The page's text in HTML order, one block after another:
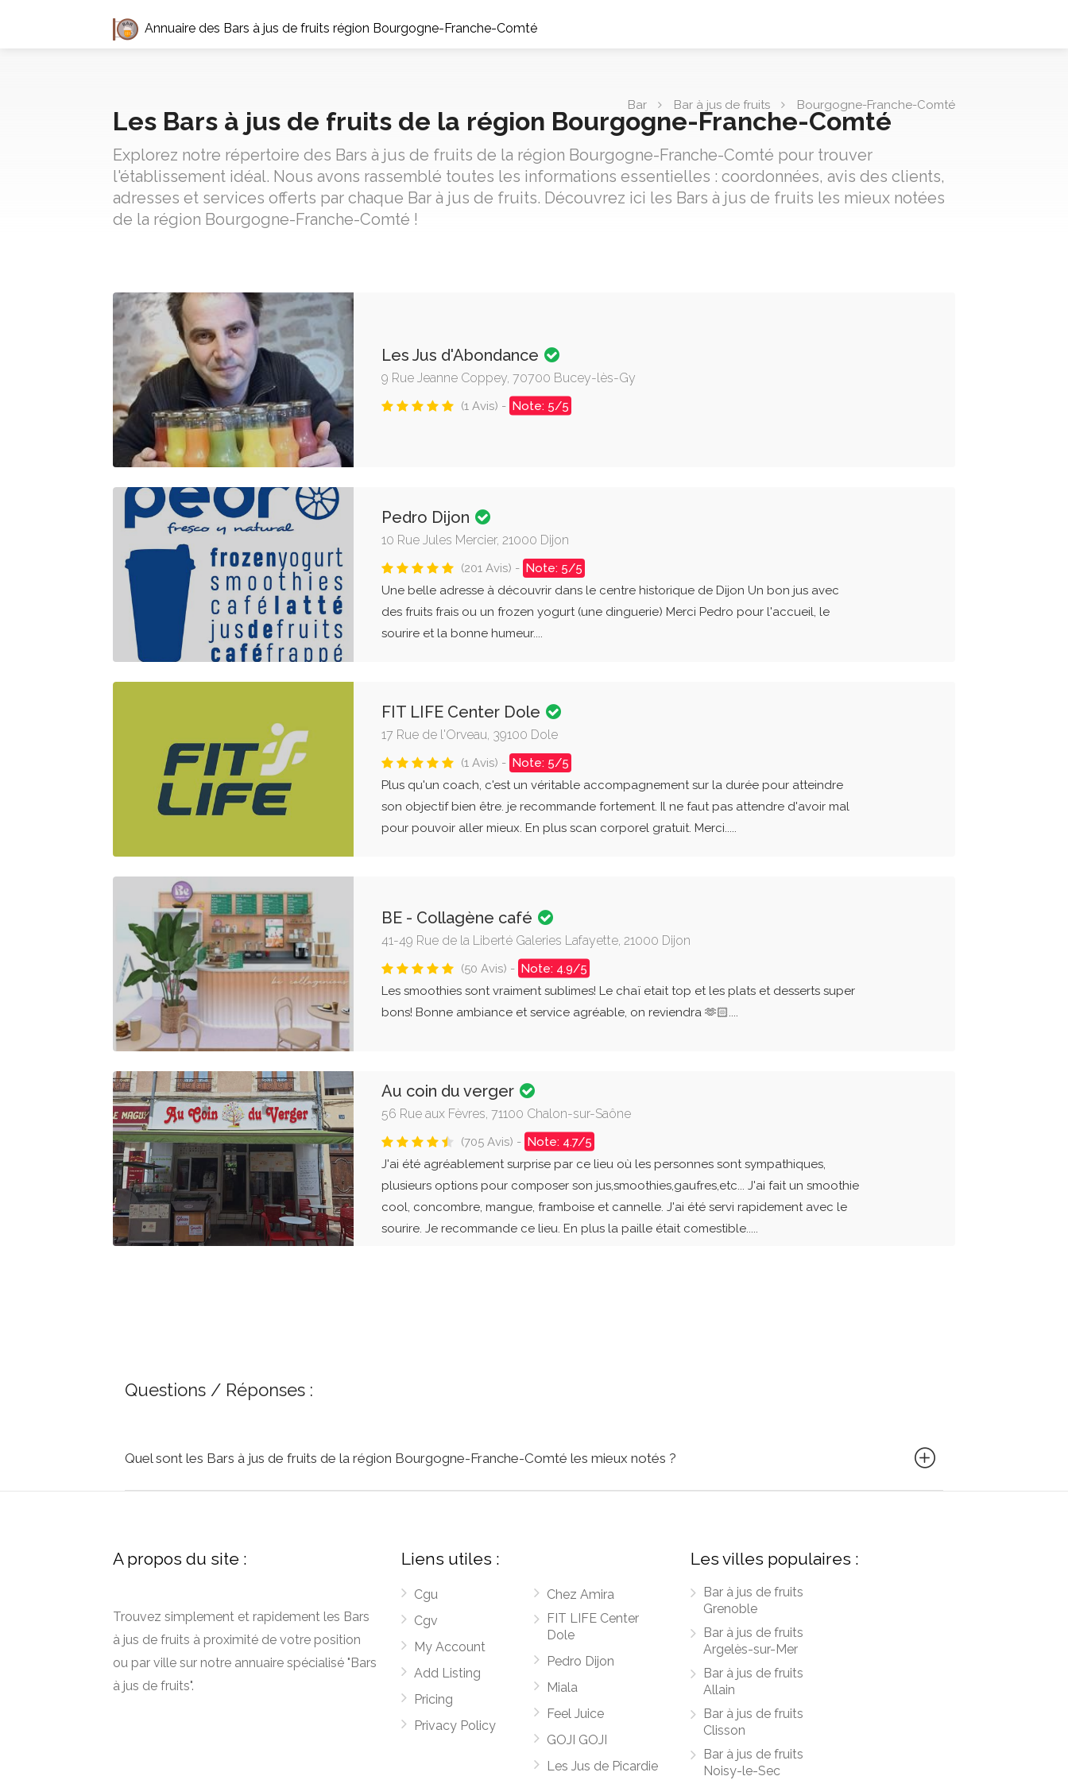
Annuaire des Bars à jus de fruits région Bourgogne-Franche-Comté
Bar Bar à jus de fruits Bourgogne-Franche-Comté
Les Bars à jus de fruits de la région Bourgogne-Franche-Comté
Explorez notre répertoire des Bars à jus de fruits de la région Bourgogne-Franche-Comté pour trouver
l'établissement idéal. Nous avons rassemblé toutes les informations essentielles : coordonnées, avis des clients,
adresses et services offerts par chaque Bar à jus de fruits. Découvrez ici les Bars à jus de fruits les mieux notées
de la région Bourgogne-Franche-Comté !
Les Jus d'Abondance
9 Rue Jeanne Coppey, 70700 Bucey-lès-Gy
(1 Avis) - Note: 5/5
Pedro Dijon
10 Rue Jules Mercier, 21000 Dijon
(201 Avis) - Note: 5/5
Une belle adresse à découvrir dans le centre historique de Dijon Un bon jus avec
des fruits frais ou un frozen yogurt (une dinguerie) Merci Pedro pour l'accueil, le
sourire et la bonne humeur....
FIT LIFE Center Dole
17 Rue de l'Orveau, 39100 Dole
(1 Avis) - Note: 5/5
Plus qu'un coach, c'est un véritable accompagnement sur la durée pour atteindre
son objectif bien être. je recommande fortement. Il ne faut pas attendre d'avoir mal
pour pouvoir aller mieux. En plus scan corporel gratuit. Merci.....
BE - Collagène café
41-49 Rue de la Liberté Galeries Lafayette, 21000 Dijon
(50 Avis) - Note: 4.9/5
Les smoothies sont vraiment sublimes! Le chaï etait top et les plats et desserts super
bons! Bonne ambiance et service agréable, on reviendra 🫶🏻....
Au coin du verger
56 Rue aux Fèvres, 71100 Chalon-sur-Saône
(705 Avis) - Note: 4.7/5
J'ai été agréablement surprise par ce lieu où les personnes sont sympathiques,
plusieurs options pour composer son jus,smoothies,gaufres,etc... J'ai fait un smoothie
cool, concombre, mangue, framboise et cannelle. J'ai été servi rapidement avec le
sourire. Je recommande ce lieu. En plus la paille était comestible.....
Questions / Réponses :
Quel sont les Bars à jus de fruits de la région Bourgogne-Franche-Comté les mieux notés ?
A propos du site :
Trouvez simplement et rapidement les Bars
à jus de fruits à proximité de votre position
ou par ville sur notre annuaire spécialisé "Bars
à jus de fruits".
Liens utiles :
Cgu
Cgv
My Account
Add Listing
Pricing
Privacy Policy
Chez Amira
FIT LIFE Center
Dole
Pedro Dijon
Miala
Feel Juice
GOJI GOJI
Les Jus de Picardie
Les villes populaires :
Bar à jus de fruits
Grenoble
Bar à jus de fruits
Argelès-sur-Mer
Bar à jus de fruits
Allain
Bar à jus de fruits
Clisson
Bar à jus de fruits
Noisy-le-Sec